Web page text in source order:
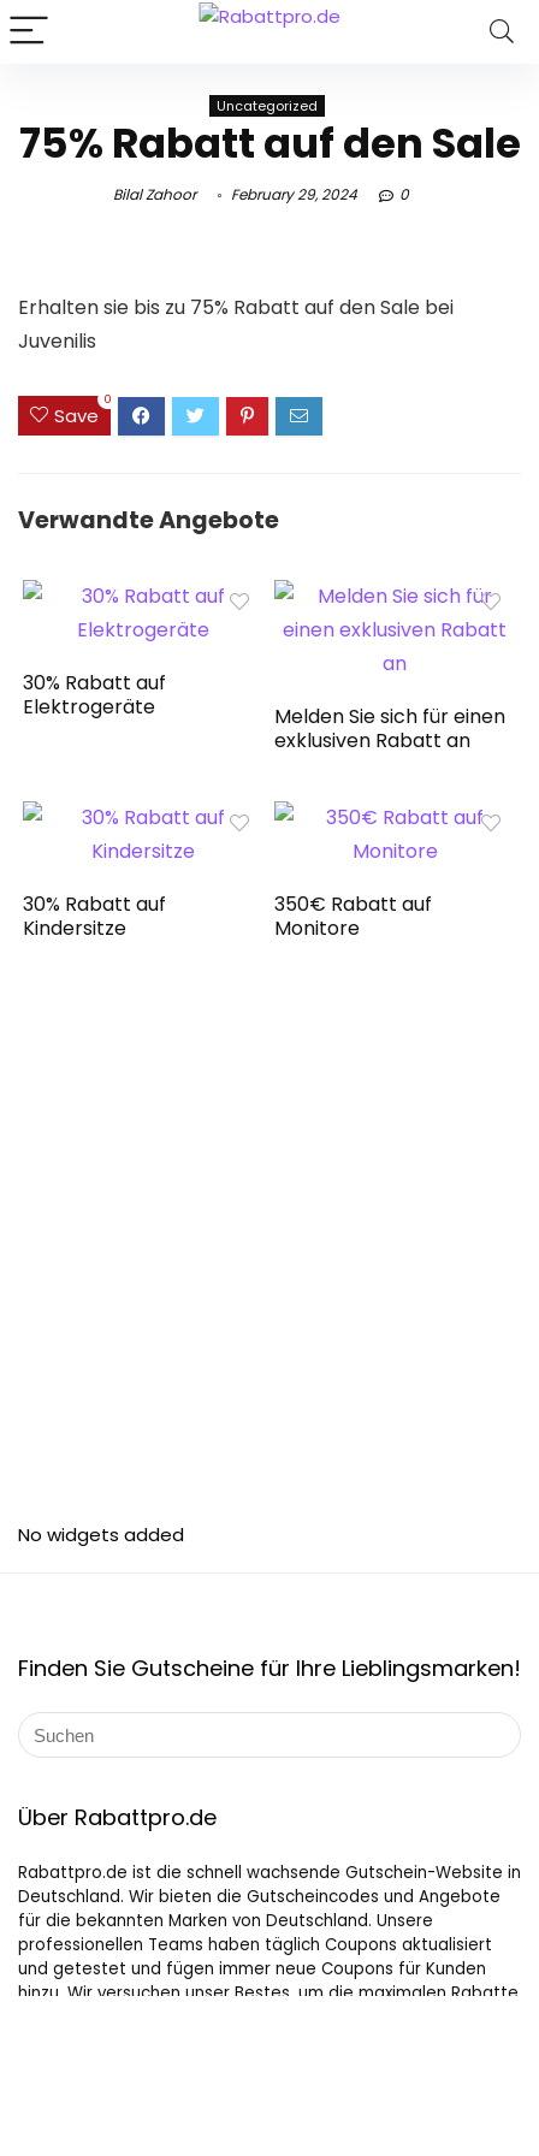
Uncategorized
75% Rabatt auf den Sale
Bilal Zahoor February 29, 2024 0
Erhalten sie bis zu 75% Rabatt auf den Sale bei
Juvenilis
Save
0
Verwandte Angebote
30% Rabatt auf
Elektrogeräte
Melden Sie sich für einen
exklusiven Rabatt an
30% Rabatt auf
Kindersitze
350€ Rabatt auf
Monitore
No widgets added
Finden Sie Gutscheine für Ihre Lieblingsmarken!
Über Rabattpro.de
Rabattpro.de ist die schnell wachsende Gutschein-Website in
Deutschland. Wir bieten die Gutscheincodes und Angebote
für die bekannten Marken von Deutschland. Unsere
professionellen Teams haben täglich Coupons aktualisiert
und getestet und fügen immer neue Coupons für Kunden
hinzu. Wir versuchen unser Bestes, um die maximalen Rabatte